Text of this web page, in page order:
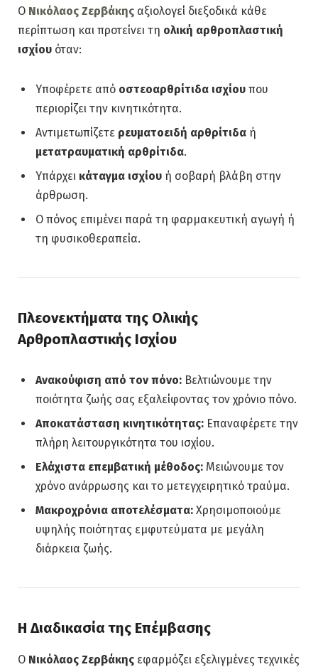
Ο Νικόλαος Ζερβάκης αξιολογεί διεξοδικά κάθε
περίπτωση και προτείνει τη ολική αρθροπλαστική
ισχίου όταν:
Υποφέρετε από οστεοαρθρίτιδα ισχίου που
περιορίζει την κινητικότητα.
Αντιμετωπίζετε ρευματοειδή αρθρίτιδα ή
μετατραυματική αρθρίτιδα.
Υπάρχει κάταγμα ισχίου ή σοβαρή βλάβη στην
άρθρωση.
Ο πόνος επιμένει παρά τη φαρμακευτική αγωγή ή
τη φυσικοθεραπεία.
Πλεονεκτήματα της Ολικής
Αρθροπλαστικής Ισχίου
Ανακούφιση από τον πόνο: Βελτιώνουμε την
ποιότητα ζωής σας εξαλείφοντας τον χρόνιο πόνο.
Αποκατάσταση κινητικότητας: Επαναφέρετε την
πλήρη λειτουργικότητα του ισχίου.
Ελάχιστα επεμβατική μέθοδος: Μειώνουμε τον
χρόνο ανάρρωσης και το μετεγχειρητικό τραύμα.
Μακροχρόνια αποτελέσματα: Χρησιμοποιούμε
υψηλής ποιότητας εμφυτεύματα με μεγάλη
διάρκεια ζωής.
Η Διαδικασία της Επέμβασης
Ο Νικόλαος Ζερβάκης εφαρμόζει εξελιγμένες τεχνικές